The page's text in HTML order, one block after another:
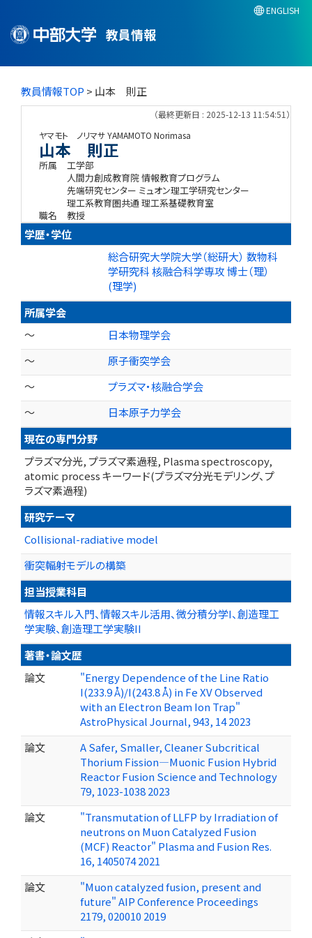
教員情報
ENGLISH
教員情報TOP > 山本 則正
（最終更新日 : 2025-12-13 11:54:51）
ヤマモト ノリマサYAMAMOTO Norimasa
山本 則正
所属
工学部
人間力創成教育院 情報教育プログラム
先端研究センター ミュオン理工学研究センター
理工系教育圏共通 理工系基礎教育室
職名
教授
学歴・学位
総合研究大学院大学（総研大） 数物科
学研究科 核融合科学専攻 博士（理）
(理学)
所属学会
～
日本物理学会
～
原子衝突学会
～
プラズマ・核融合学会
～
日本原子力学会
現在の専門分野
プラズマ分光, プラズマ素過程, Plasma spectroscopy,
atomic process キーワード(プラズマ分光モデリング、プ
ラズマ素過程)
研究テーマ
Collisional-radiative model
衝突輻射モデルの構築
担当授業科目
情報スキル入門、情報スキル活用、微分積分学I、創造理工
学実験、創造理工学実験II
著書・論文歴
論文
"Energy Dependence of the Line Ratio
I(233.9 Å)/I(243.8 Å) in Fe XV Observed
with an Electron Beam Ion Trap"
AstroPhysical Journal, 943, 14 2023
論文
A Safer, Smaller, Cleaner Subcritical
Thorium Fission—Muonic Fusion Hybrid
Reactor Fusion Science and Technology
79, 1023-1038 2023
論文
"Transmutation of LLFP by Irradiation of
neutrons on Muon Catalyzed Fusion
(MCF) Reactor" Plasma and Fusion Res.
16, 1405074 2021
論文
"Muon catalyzed fusion, present and
future" AIP Conference Proceedings
2179, 020010 2019